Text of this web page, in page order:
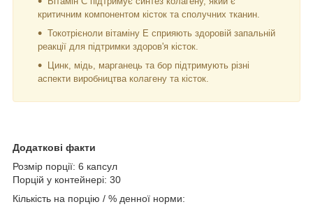
критичним компонентом кісток та сполучних тканин.
Токотрієноли вітаміну Е сприяють здоровій запальній
реакції для підтримки здоров'я кісток.
Цинк, мідь, марганець та бор підтримують різні
аспекти виробництва колагену та кісток.
Додаткові факти
Розмір порції: 6 капсул
Порцій у контейнері: 30
Кількість на порцію / % денної норми: